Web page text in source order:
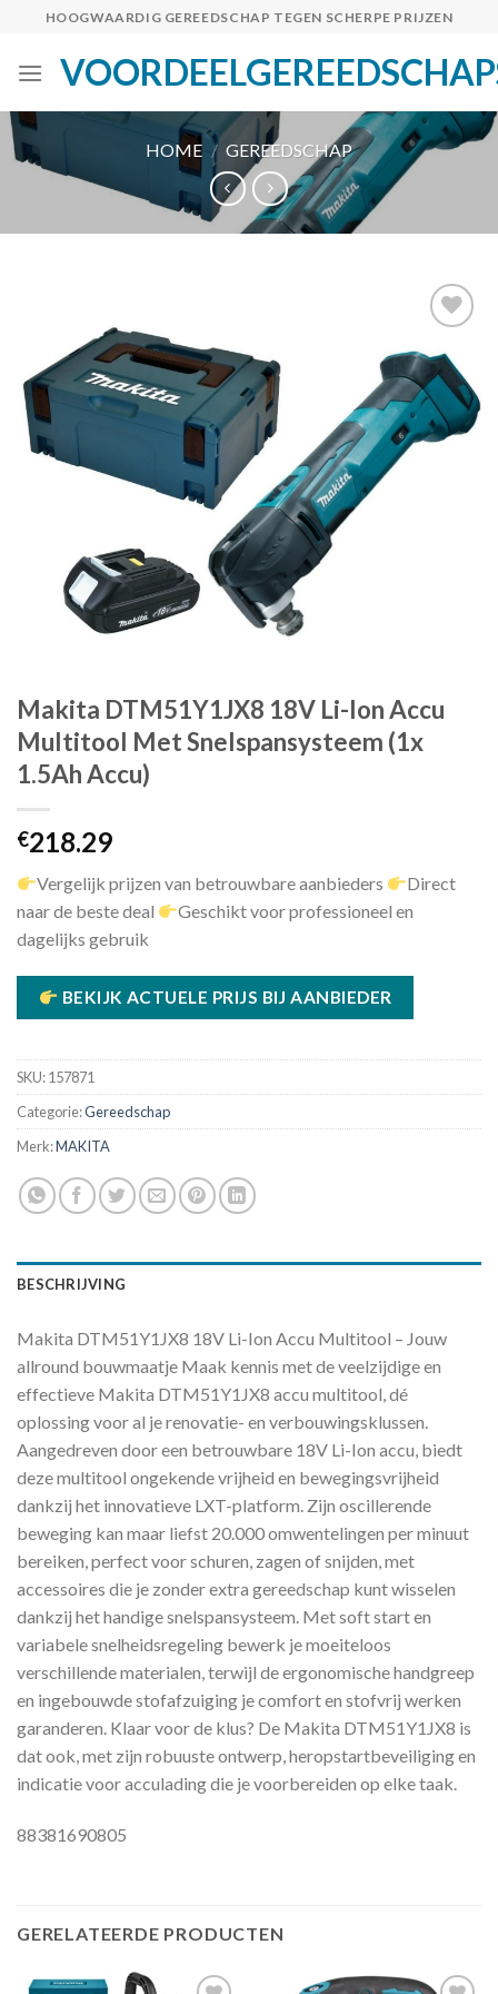
content
HOOGWAARDIG GEREEDSCHAP TEGEN SCHERPE PRIJZEN
HOME / GEREEDSCHAP
Toevoegen
aan
verlanglijst
Makita DTM51Y1JX8 18V Li-Ion Accu
Multitool Met Snelspansysteem (1x
1.5Ah Accu)
€218.29
Vergelijk prijzen van betrouwbare aanbieders
Direct
naar de beste deal
Geschikt voor professioneel en
dagelijks gebruik
BEKIJK ACTUELE PRIJS BIJ AANBIEDER
SKU:157871
Categorie:Gereedschap
Merk:MAKITA
BESCHRIJVING
Makita DTM51Y1JX8 18V Li-Ion Accu Multitool – Jouw
allround bouwmaatje Maak kennis met de veelzijdige en
effectieve Makita DTM51Y1JX8 accu multitool, dé
oplossing voor al je renovatie- en verbouwingsklussen.
Aangedreven door een betrouwbare 18V Li-Ion accu, biedt
deze multitool ongekende vrijheid en bewegingsvrijheid
dankzij het innovatieve LXT-platform. Zijn oscillerende
beweging kan maar liefst 20.000 omwentelingen per minuut
bereiken, perfect voor schuren, zagen of snijden, met
accessoires die je zonder extra gereedschap kunt wisselen
dankzij het handige snelspansysteem. Met soft start en
variabele snelheidsregeling bewerk je moeiteloos
verschillende materialen, terwijl de ergonomische handgreep
en ingebouwde stofafzuiging je comfort en stofvrij werken
garanderen. Klaar voor de klus? De Makita DTM51Y1JX8 is
dat ook, met zijn robuuste ontwerp, heropstartbeveiliging en
indicatie voor acculading die je voorbereiden op elke taak.
88381690805
GERELATEERDE PRODUCTEN